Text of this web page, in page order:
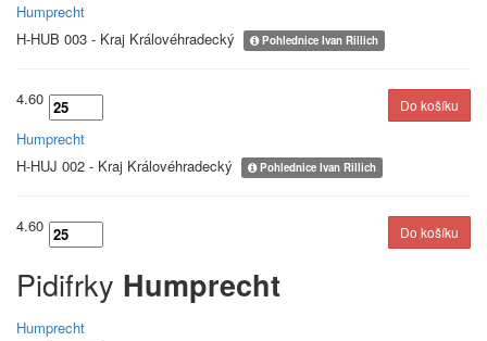
Humprecht
H-HUB 003 - Kraj Královéhradecký
Pohlednice Ivan Rillich
4.60
Humprecht
H-HUJ 002 - Kraj Královéhradecký
Pohlednice Ivan Rillich
4.60
Pidifrky Humprecht
Humprecht